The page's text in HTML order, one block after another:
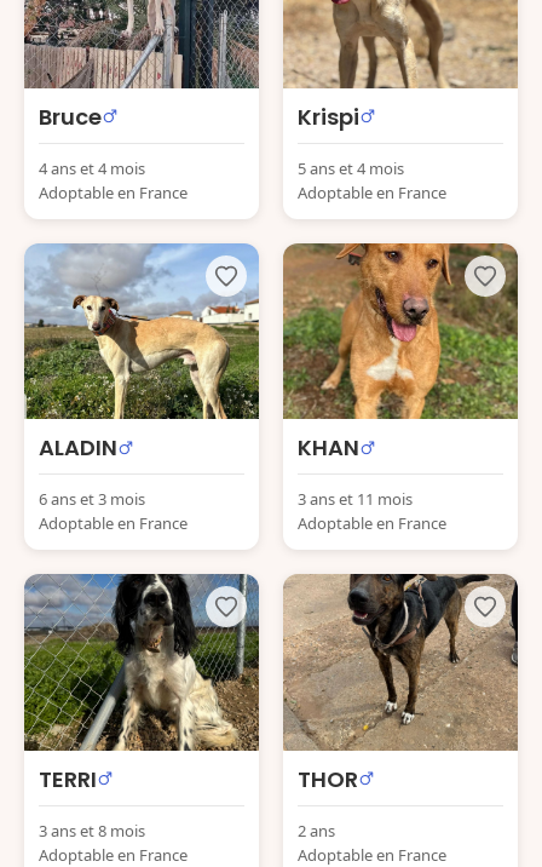
Bruce
4 ans et 4 mois
Adoptable en France
Krispi
5 ans et 4 mois
Adoptable en France
ALADIN
6 ans et 3 mois
Adoptable en France
KHAN
3 ans et 11 mois
Adoptable en France
TERRI
3 ans et 8 mois
Adoptable en France
THOR
2 ans
Adoptable en France